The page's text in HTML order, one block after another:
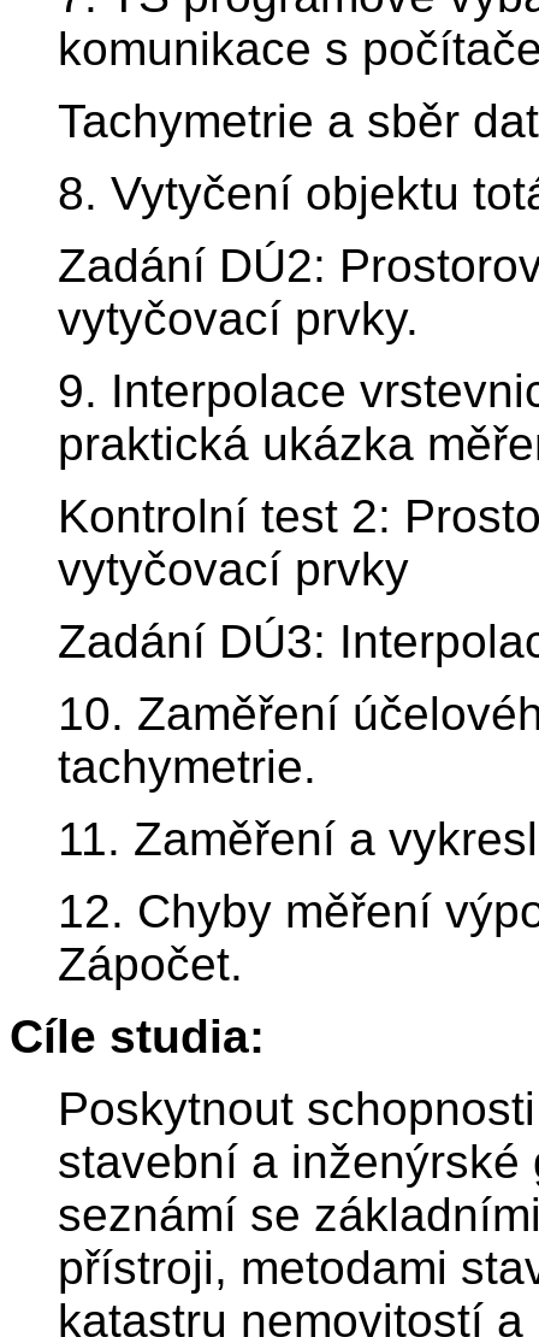
komunikace s
Tachymetrie a sběr
8. Vytyčení objektu
Zadání DÚ2:
vytyčovací prvky.
9. Interpolace
praktická ukázka
Kontrolní test 2:
vytyčovací prvky
Zadání DÚ3:
10. Zaměření
tachymetrie.
11. Zaměření a
12. Chyby měření
Zápočet.
Cíle studia:
Poskytnout
stavební a
seznámí se
přístroji, metodami
katastru nemovitostí a